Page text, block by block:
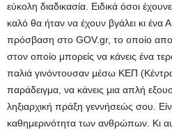
εύκολη διαδικασία. Ειδικά όσοι
καλό θα ήταν να έχουν βγάλει κι ένα
πρόσβαση στο GOV.gr, το οποίο
στον οποίο μπορείς να κάνεις ένα
παλιά γινόντουσαν μέσω ΚΕΠ
παράδειγμα, να κάνεις μια απλή
ληξιαρχική πράξη γεννήσεώς σου.
καθημερινότητα των ανθρώπων. Κι